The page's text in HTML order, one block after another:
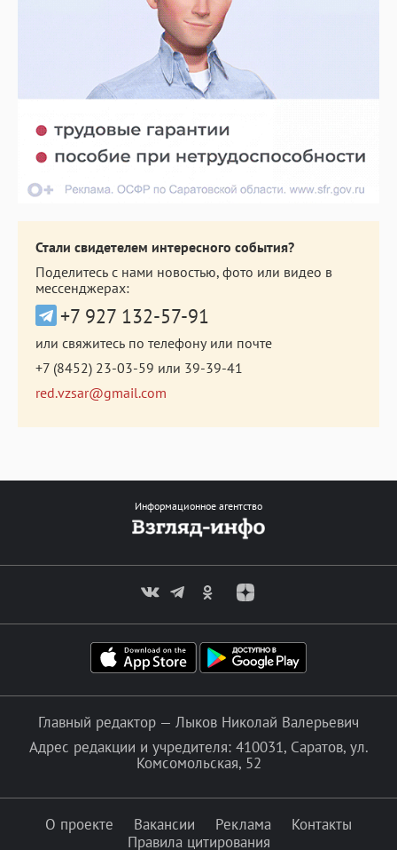
Стали свидетелем интересного события?
Поделитесь с нами новостью, фото или видео в
мессенджерах:
+7 927 132-57-91
или свяжитесь по телефону или почте
+7 (8452) 23-03-59 или 39-39-41
red.vzsar@gmail.com
Информационное агентство
Главный редактор — Лыков Николай Валерьевич
Адрес редакции и учредителя: 410031, Саратов, ул.
Комсомольская, 52
О проекте Вакансии Реклама
Контакты
Правила цитирования